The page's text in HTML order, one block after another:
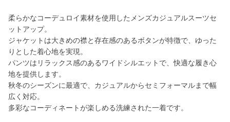
柔らかなコーデュロイ素材を使用したメンズカジュアルスーツセ
ットアップ。
ジャケットは大きめの襟と存在感のあるボタンが特徴で、ゆった
りとした着心地を実現。
パンツはリラックス感のあるワイドシルエットで、快適な履き心
地を提供します。
秋冬のシーズンに最適で、カジュアルからセミフォーマルまで幅
広く対応。
多彩なコーディネートが楽しめる洗練された一着です。